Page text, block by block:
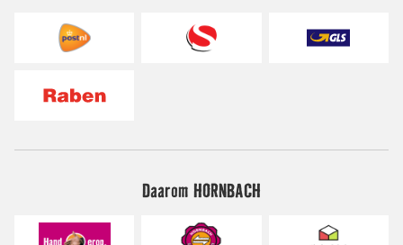
Daarom HORNBACH